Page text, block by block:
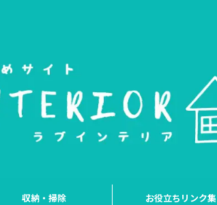
収納・掃除 お役立ちリンク集